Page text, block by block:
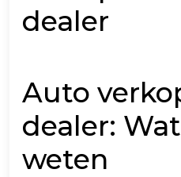
dealer
Auto
dealer:
weten